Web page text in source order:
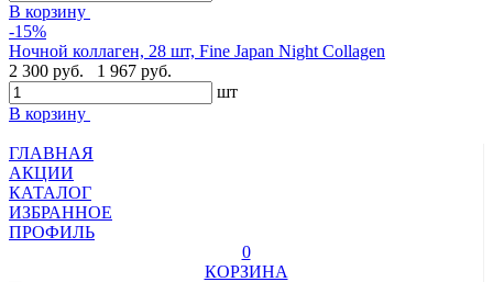
В корзину
-15%
Ночной коллаген, 28 шт, Fine Japan Night Collagen
2 300 руб.
1 967 руб.
шт
В корзину
ГЛАВНАЯ
АКЦИИ
КАТАЛОГ
ИЗБРАННОЕ
ПРОФИЛЬ
0
КОРЗИНА